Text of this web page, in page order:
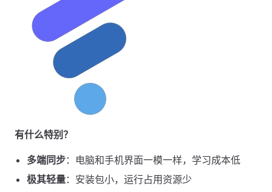
有什么特别？
多端同步：电脑和手机界面一模一样，学习成本低
极其轻量：安装包小，运行占用资源少